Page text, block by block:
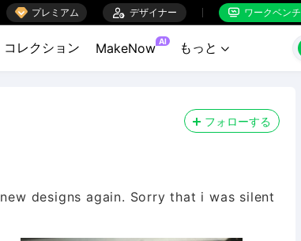
 プレミアム  デザイナー  ワークベンチ
コレクション MakeNow AI もっと 
フォローする
designs again. Sorry that i was silent